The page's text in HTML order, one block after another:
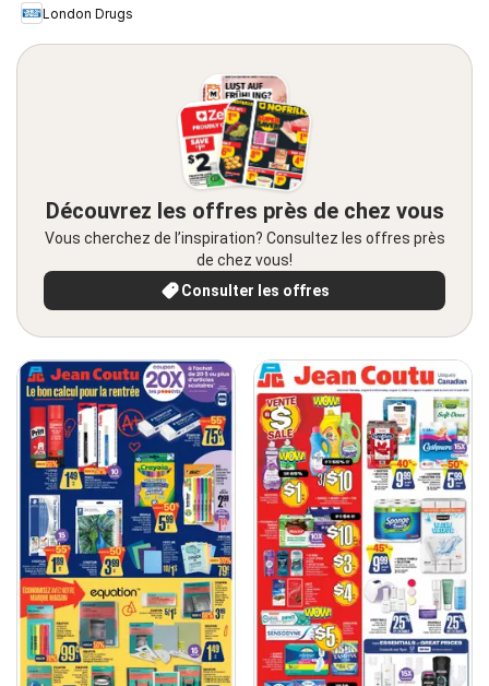
London Drugs
Découvrez les offres près de chez vous
Vous cherchez de l’inspiration? Consultez les offres près
de chez vous!
Consulter les offres